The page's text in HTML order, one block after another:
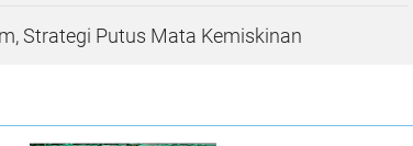
Strategi Putus Mata Kemiskinan